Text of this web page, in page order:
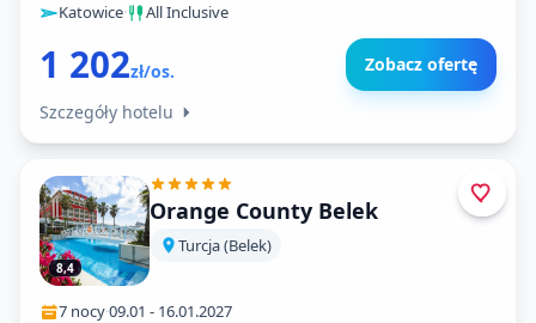
Katowice· All Inclusive
1 202zł/os. Zobacz ofertę
Szczegóły hotelu
8,4
Orange County Belek
Turcja (Belek)
7 nocy·09.01 - 16.01.2027